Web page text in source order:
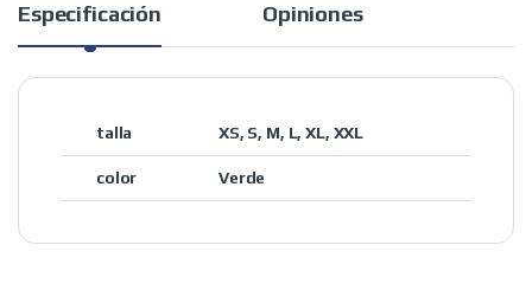
Especificación Opiniones
talla XS, S, M, L, XL, XXL
color Verde